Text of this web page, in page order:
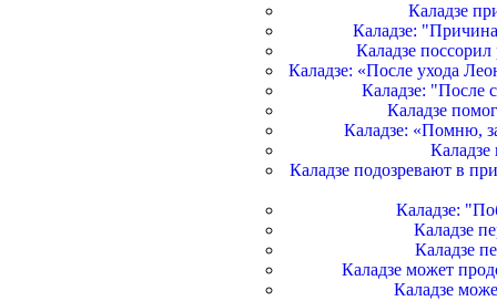
Каладзе
Каладзе:
Каладзе
Каладзе: «После ухода
Каладзе: "После
Каладзе
Каладзе: «Помню,
Каладзе
Каладзе подозревают в
Каладзе:
Каладзе
Каладзе
Каладзе может
Каладзе